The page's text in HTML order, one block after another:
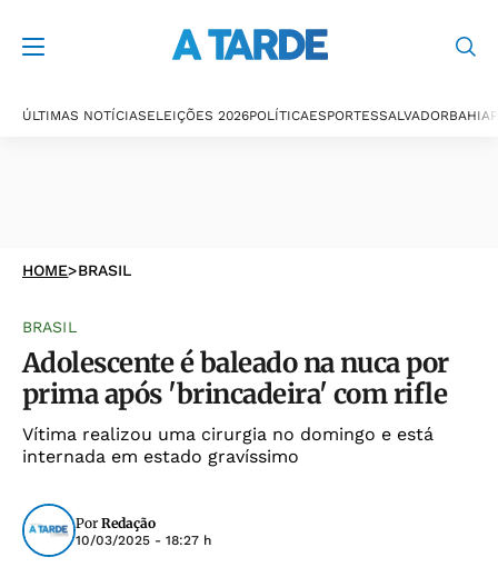
ÚLTIMAS NOTÍCIASELEIÇÕES 2026POLÍTICAESPORTESSALVADORBAHIA
HOME>BRASIL
BRASIL
Adolescente é baleado na nuca por
prima após 'brincadeira' com rifle
Vítima realizou uma cirurgia no domingo e está
internada em estado gravíssimo
Por Redação
10/03/2025 - 18:27 h